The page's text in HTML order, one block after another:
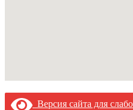
Версия сайта для